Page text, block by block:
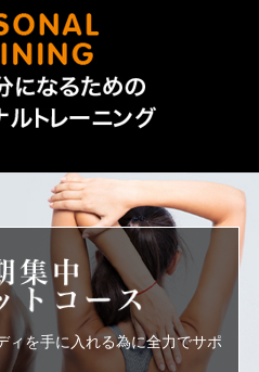
短期集中ダ
ィを手に入れる為に全力でサポ